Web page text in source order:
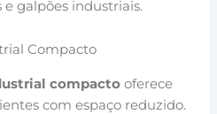
e galpões industriais.
Compacto
compacto oferece
com espaço reduzido.